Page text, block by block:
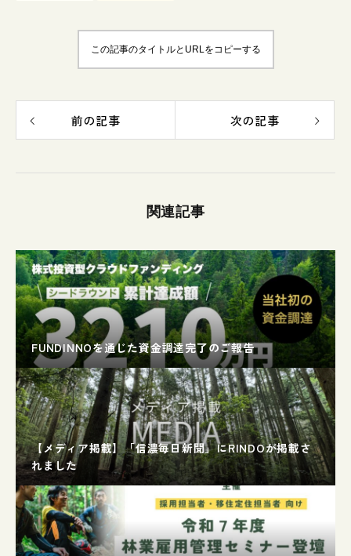
この記事のタイトルとURLをコピーする
前の記事 次の記事
関連記事
FUNDINNOを通じた資金調達完了のご報告
【メディア掲載】「信濃毎日新聞」にRINDOが掲載さ
れました